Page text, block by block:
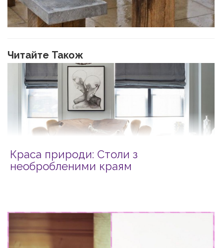
Читайте Також
Краса природи: Столи з
необробленими краям